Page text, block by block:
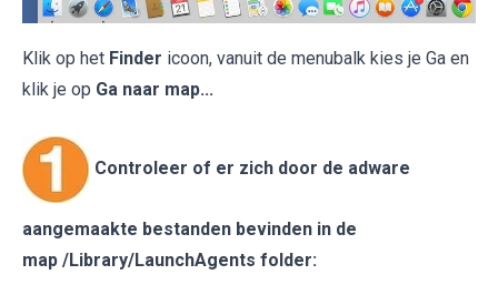
Klik op het Finder icoon, vanuit de menubalk kies je Ga en
klik je op Ga naar map...
Controleer of er zich door de adware
aangemaakte bestanden bevinden in de
map /Library/LaunchAgents folder: